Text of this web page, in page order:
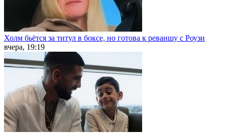
Холм бьётся за титул в боксе, но готова к реваншу с Роузи
вчера, 19:19